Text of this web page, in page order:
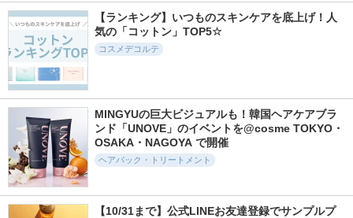
ト
plus eau（プリュスオ
ー）
アトリートメント
ボトルワークス
ReFa
5.5
896件
AQ リペア スムース
シャンプー／トリー
トメント コンディ
ショナー
コスメデコルテ
4.9
1446件
リファミルクプロテ
インシャンプーピン
ReFa
【ランキング】いつものスキンケアを底上げ！人
気の「コットン」TOP5☆
コスメデコルテ
MINGYUの巨大ビジュアルも！韓国ヘアケアブラ
ンド「UNOVE」のイベントを@cosme TOKYO・
OSAKA・NAGOYA で開催
ヘアパック・トリートメント
【10/31まで】公式LINEお友達登録でサンプルプ